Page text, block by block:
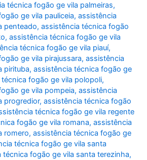
técnica fogão ge vila palmeiras,
ge vila pauliceia,assistência
penteado,assistência técnica fogão
,assistência técnica fogão ge vila
técnica fogão ge vila piauí,
ge vila pirajussara,assistência
pirituba,assistência técnica fogão ge
fogão ge vila polopoli,
ge vila pompeia,assistência
progredior,assistência técnica fogão
técnica fogão ge vila regente
fogão ge vila romana,assistência
romero,assistência técnica fogão ge
técnica fogão ge vila santa
técnica fogão ge vila santa terezinha,